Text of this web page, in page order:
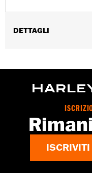
DETTAGLI
Contenuto della
ISCRIVITI